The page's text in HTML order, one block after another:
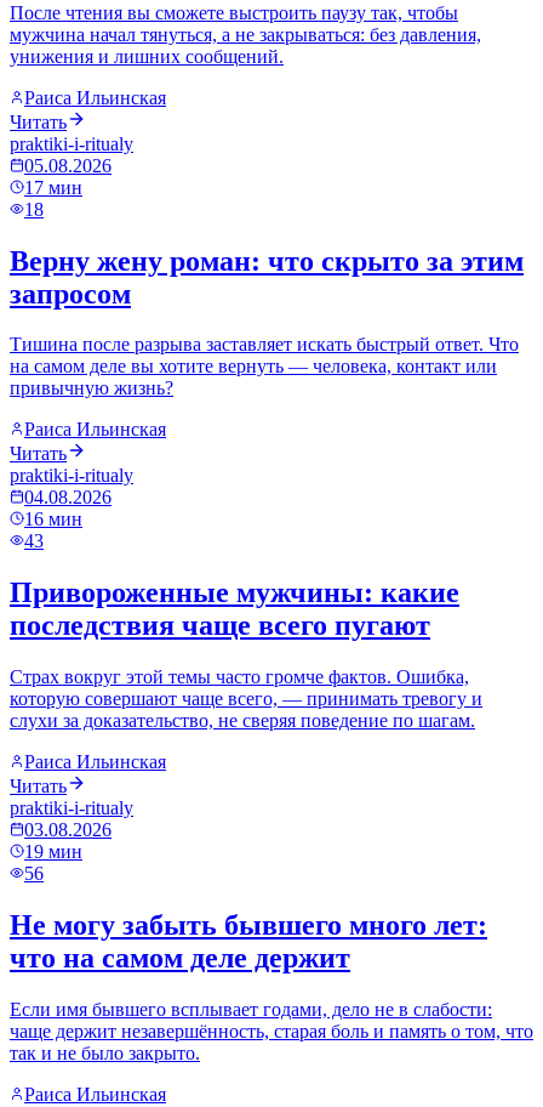
После чтения вы сможете выстроить паузу так, чтобы
мужчина начал тянуться, а не закрываться: без давления,
унижения и лишних сообщений.
Раиса Ильинская
Читать
praktiki-i-ritualy
05.08.2026
17 мин
18
Верну жену роман: что скрыто за этим
запросом
Тишина после разрыва заставляет искать быстрый ответ. Что
на самом деле вы хотите вернуть — человека, контакт или
привычную жизнь?
Раиса Ильинская
Читать
praktiki-i-ritualy
04.08.2026
16 мин
43
Привороженные мужчины: какие
последствия чаще всего пугают
Страх вокруг этой темы часто громче фактов. Ошибка,
которую совершают чаще всего, — принимать тревогу и
слухи за доказательство, не сверяя поведение по шагам.
Раиса Ильинская
Читать
praktiki-i-ritualy
03.08.2026
19 мин
56
Не могу забыть бывшего много лет:
что на самом деле держит
Если имя бывшего всплывает годами, дело не в слабости:
чаще держит незавершённость, старая боль и память о том, что
так и не было закрыто.
Раиса Ильинская